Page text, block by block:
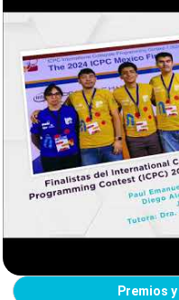
Premios